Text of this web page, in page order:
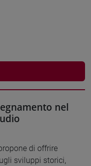
nel
di offrire
sviluppi storici,